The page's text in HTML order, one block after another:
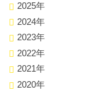
2025年
2024年
2023年
2022年
2021年
2020年